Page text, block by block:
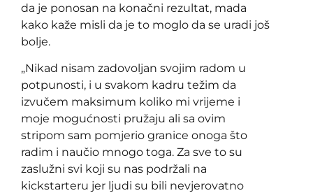
da je ponosan na konačni rezultat, mada
kako kaže misli da je to moglo da se uradi još
bolje.
„Nikad nisam zadovoljan svojim radom u
potpunosti, i u svakom kadru težim da
izvučem maksimum koliko mi vrijeme i
moje mogućnosti pružaju ali sa ovim
stripom sam pomjerio granice onoga što
radim i naučio mnogo toga. Za sve to su
zaslužni svi koji su nas podržali na
kickstarteru jer ljudi su bili nevjerovatno